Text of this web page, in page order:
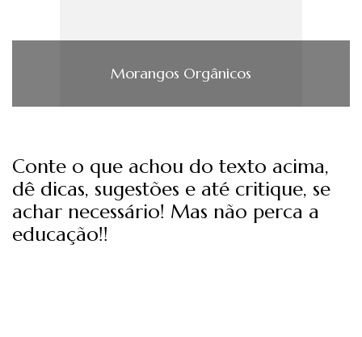
Morangos Orgânicos
Conte o que achou do texto acima,
dê dicas, sugestões e até critique, se
achar necessário! Mas não perca a
educação!!